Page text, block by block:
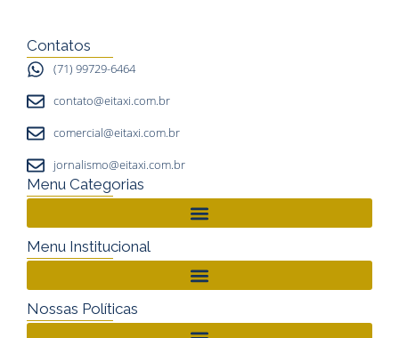
m
Contatos
(71) 99729-6464
contato@eitaxi.com.br
comercial@eitaxi.com.br
jornalismo@eitaxi.com.br
Menu Categorias
Menu Institucional
Nossas Políticas